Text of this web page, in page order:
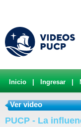
Inicio Ingresar
Ver video
PUCP - La